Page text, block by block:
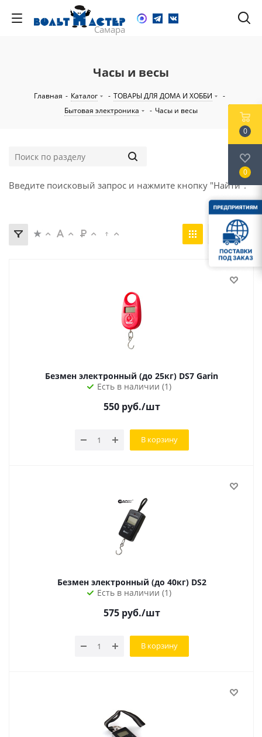
Часы и весы
Главная - Каталог - ТОВАРЫ ДЛЯ ДОМА И ХОББИ
-
Бытовая электроника
- Часы и весы
Введите поисковый запрос и нажмите кнопку "Найти".
Безмен электронный (до 25кг) DS7 Garin
Есть в наличии (1)
550руб./шт
В корзину
Безмен электронный (до 40кг) DS2
Есть в наличии (1)
575руб./шт
В корзину
0
0